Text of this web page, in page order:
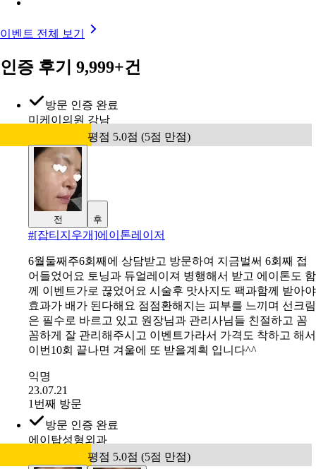
이벤트 전체 보기
인증 후기 9,999+건
방문 인증 완료
미케이의원 강남
평점 5.0점 (5점 만점)
전
#[잡티지우개]에이톤레이저
6월둘째주6회째에 상담받고 방문하여 지금벌써 6회째 접
어들었어요 토닝과 듀얼레이져 병행해서 받고 에이톤도 함
께 이벤트가로 끊었어요 시술후 맛사지도 팩과함께 받아야
효과가 배가 된다해요 점점환해지는 피부를 느끼며 선크림
은 필수로 바르고 있고 원장님과 관리사님들 친절하고 꼼
꼼하게 잘 관리해주시고 이벤트가라서 가격도 착하고 해서
이번10회 끝나면 겨울에 또 받을계획 입니다^^
익명
23.07.21
1번째 방문
방문 인증 완료
에이탑성형외과
평점 5.0점 (5점 만점)